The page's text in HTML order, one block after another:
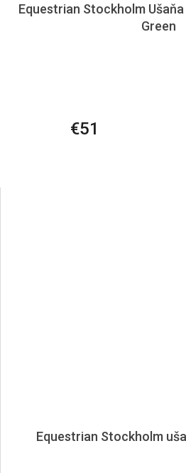
Equestrian Stockholm
Green
€51
Equestrian Stockholm